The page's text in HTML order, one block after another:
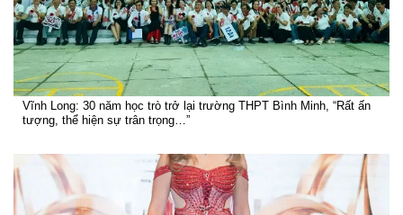
Vĩnh Long: 30 năm học trò trở lại trường THPT Bình Minh, “Rất ấn
tượng, thể hiện sự trân trọng…”